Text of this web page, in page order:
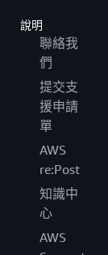
說明
聯絡我
們
提交支
援申請
單
AWS
re:Post
知識中
心
AWS